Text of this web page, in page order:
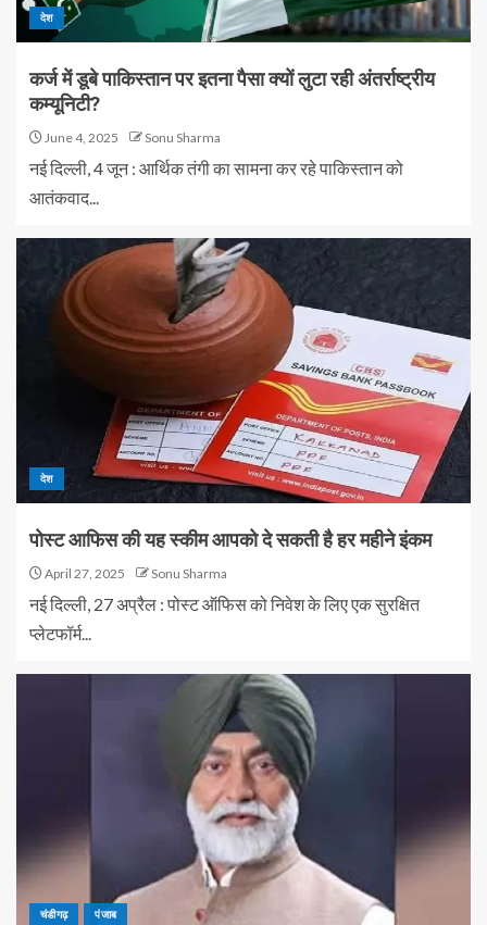
देश
कर्ज में डूबे पाकिस्तान पर इतना पैसा क्यों लुटा रही अंतर्राष्ट्रीय
कम्यूनिटी?
June 4, 2025 Sonu Sharma
नई दिल्ली, 4 जून : आर्थिक तंगी का सामना कर रहे पाकिस्तान को
आतंकवाद...
देश
पोस्ट आफिस की यह स्कीम आपको दे सकती है हर महीने इंकम
April 27, 2025 Sonu Sharma
नई दिल्ली, 27 अप्रैल : पोस्ट ऑफिस को निवेश के लिए एक सुरक्षित
प्लेटफॉर्म...
चंडीगढ़ पंजाब